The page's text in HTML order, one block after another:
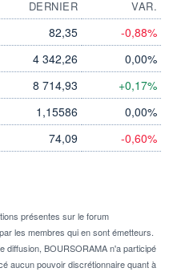
DERNIER
VAR.
82,35 -0,88%
4 342,26 0,00%
8 714,93 +0,17%
1,15586 0,00%
74,09 -0,60%
présentes sur le forum
les membres qui en sont émetteurs.
diffusion, BOURSORAMA n'a participé
aucun pouvoir discrétionnaire quant à